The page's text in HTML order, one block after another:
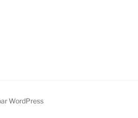
WordPress